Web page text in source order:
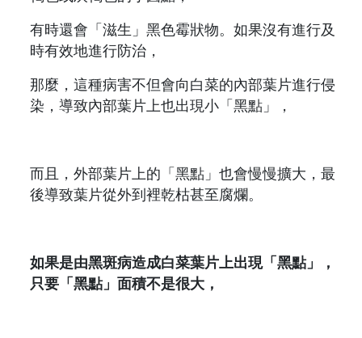
有時還會「滋生」黑色霉狀物。如果沒有進行及
時有效地進行防治，
那麼，這種病害不但會向白菜的內部葉片進行侵
染，導致內部葉片上也出現小「黑點」，
而且，外部葉片上的「黑點」也會慢慢擴大，最
後導致葉片從外到裡乾枯甚至腐爛。
如果是由黑斑病造成白菜葉片上出現「黑點」，
只要「黑點」面積不是很大，